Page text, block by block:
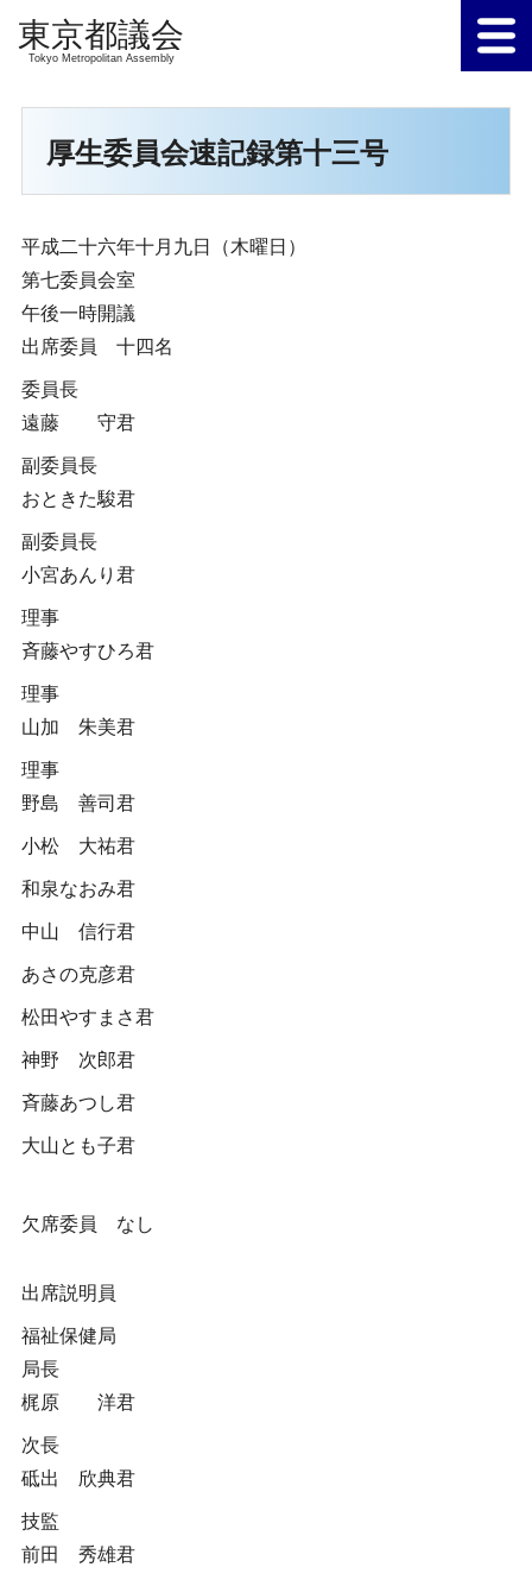
Tokyo Metropolitan Assembly
厚生委員会速記録第十三号
平成二十六年十月九日（木曜日）
第七委員会室
午後一時開議
出席委員 十四名
委員長
遠藤 守君
副委員長
おときた駿君
副委員長
小宮あんり君
理事
斉藤やすひろ君
理事
山加 朱美君
理事
野島 善司君
小松 大祐君
和泉なおみ君
中山 信行君
あさの克彦君
松田やすまさ君
神野 次郎君
斉藤あつし君
大山とも子君
欠席委員 なし
出席説明員
福祉保健局
局長
梶原 洋君
次長
砥出 欣典君
技監
前田 秀雄君